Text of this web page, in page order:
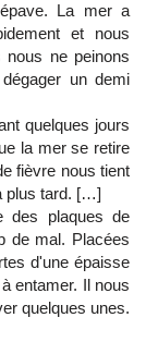
La mer a
et nous
ne peinons
un demi
quelques jours
la mer se retire
fièvre nous tient
plus tard. […]
des plaques de
de mal. Placées
d'une épaisse
entamer. Il nous
quelques unes.